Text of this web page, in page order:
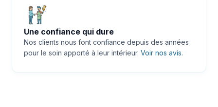
Une confiance qui dure
Nos clients nous font confiance depuis des années
pour le soin apporté à leur intérieur. Voir nos avis.